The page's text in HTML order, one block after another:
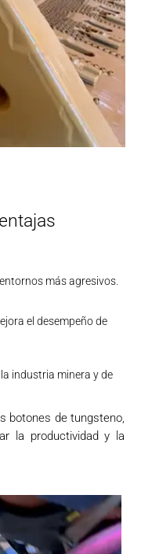
más agresivos.
el desempeño de
industria minera y de
botones de tungsteno,
la productividad y la